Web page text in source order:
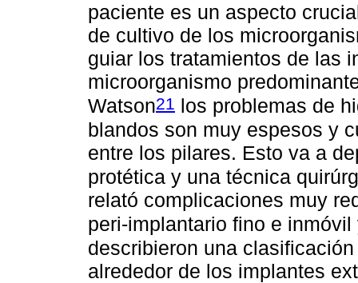
paciente es un aspecto
de cultivo de los
guiar los tratamientos de las
microorganismo
Watson21 los problemas de
blandos son muy espesos y
entre los pilares. Esto va a
protética y una técnica
relató complicaciones muy
peri-implantario fino e
describieron una
alrededor de los implantes